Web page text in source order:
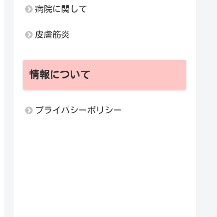
病院に関して
皮膚筋炎
情報について
プライバシーポリシー